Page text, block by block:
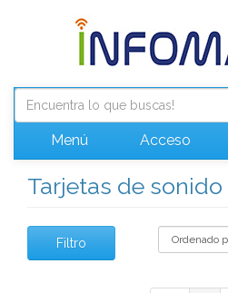
Menú Acceso
Tarjetas de sonido
Filtro